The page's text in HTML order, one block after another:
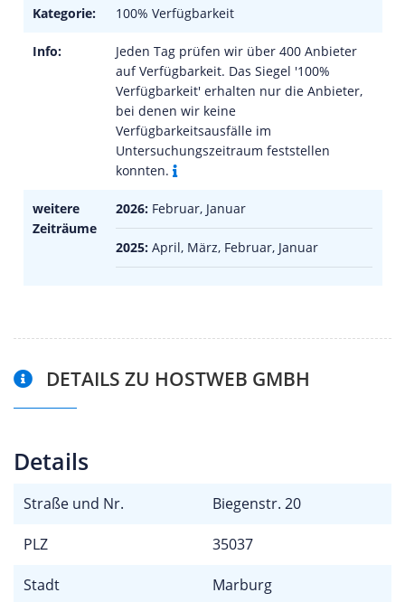
Kategorie: 100% Verfügbarkeit
Info:
Jeden Tag prüfen wir über 400 Anbieter
auf Verfügbarkeit. Das Siegel '100%
Verfügbarkeit' erhalten nur die Anbieter,
bei denen wir keine
Verfügbarkeitsausfälle im
Untersuchungszeitraum feststellen
konnten.
weitere
Zeiträume
2026: Februar, Januar
2025: April, März, Februar, Januar
DETAILS ZU HOSTWEB GMBH
Details
Straße und Nr. Biegenstr. 20
PLZ 35037
Stadt Marburg